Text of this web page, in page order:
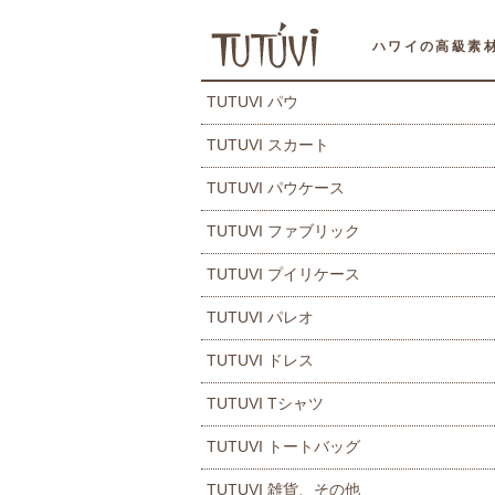
ハワイの高級素
TUTUVI パウ
TUTUVI スカート
TUTUVI パウケース
TUTUVI ファブリック
TUTUVI プイリケース
TUTUVI パレオ
TUTUVI ドレス
TUTUVI Tシャツ
TUTUVI トートバッグ
TUTUVI 雑貨、その他